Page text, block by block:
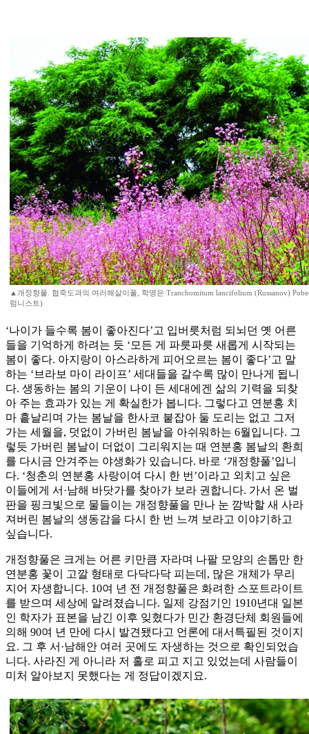
▲개정향풀. 협죽도과의 여러해살이풀, 학명은 Tranchomitum lancifolium (Russanov)
럼니스트)
‘나이가 들수록 봄이 좋아진다’고 입버릇처럼 되뇌던 옛 어른
들을 기억하게 하려는 듯 ‘모든 게 파릇파릇 새롭게 시작되는
봄이 좋다. 아지랑이 아스라하게 피어오르는 봄이 좋다’고 말
하는 ‘브라보 마이 라이프’ 세대들을 갈수록 많이 만나게 됩니
다. 생동하는 봄의 기운이 나이 든 세대에겐 삶의 기력을 되찾
아 주는 효과가 있는 게 확실한가 봅니다. 그렇다고 연분홍 치
마 흩날리며 가는 봄날을 한사코 붙잡아 둘 도리는 없고 그저
가는 세월을, 덧없이 가버린 봄날을 아쉬워하는 6월입니다. 그
렇듯 가버린 봄날이 더없이 그리워지는 때 연분홍 봄날의 환희
를 다시금 안겨주는 야생화가 있습니다. 바로 ‘개정향풀’입니
다. ‘청춘의 연분홍 사랑이여 다시 한 번’이라고 외치고 싶은
이들에게 서·남해 바닷가를 찾아가 보라 권합니다. 가서 온 벌
판을 핑크빛으로 물들이는 개정향풀을 만나 눈 깜박할 새 사라
져버린 봄날의 생동감을 다시 한 번 느껴 보라고 이야기하고
싶습니다.
개정향풀은 크게는 어른 키만큼 자라며 나팔 모양의 손톱만 한
연분홍 꽃이 고깔 형태로 다닥다닥 피는데, 많은 개체가 무리
지어 자생합니다. 10여 년 전 개정향풀은 화려한 스포트라이트
를 받으며 세상에 알려졌습니다. 일제 강점기인 1910년대 일본
인 학자가 표본을 남긴 이후 잊혔다가 민간 환경단체 회원들에
의해 90여 년 만에 다시 발견됐다고 언론에 대서특필된 것이지
요. 그 후 서·남해안 여러 곳에도 자생하는 것으로 확인되었습
니다. 사라진 게 아니라 저 홀로 피고 지고 있었는데 사람들이
미처 알아보지 못했다는 게 정답이겠지요.